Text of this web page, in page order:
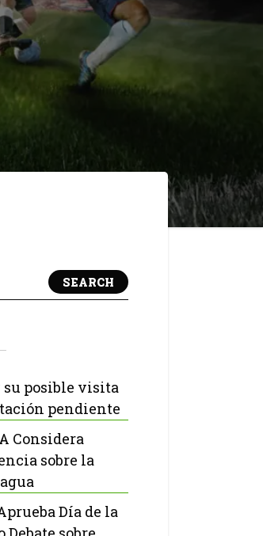
SEARCH
su posible visita
pendiente
Considera
sobre la
Día de la